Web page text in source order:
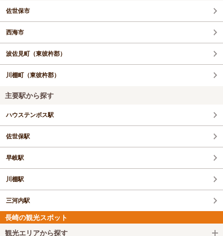
佐世保市
西海市
波佐見町（東彼杵郡）
川棚町（東彼杵郡）
主要駅から探す
ハウステンボス駅
佐世保駅
早岐駅
川棚駅
三河内駅
長崎の観光スポット
観光エリアから探す